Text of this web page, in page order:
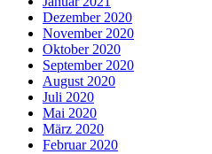
Dezember 2020
November 2020
Oktober 2020
September 2020
August 2020
Juli 2020
Mai 2020
März 2020
Februar 2020